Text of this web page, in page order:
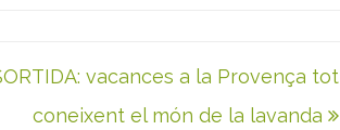
vacances a la Provença tot
coneixent el món de la lavanda